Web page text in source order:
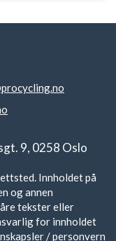
9, 0258 Oslo
Innholdet på
og annen
tekster eller
for innholdet
/ personvern